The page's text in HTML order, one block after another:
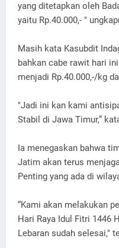
yang ditetapkan oleh
yaitu Rp.40.000,- "
Masih kata Kasubdit
bahkan cabe rawit hari
menjadi Rp.40.000,-/kg
"Jadi ini kan kami
Stabil di Jawa Timur,”
Ia menegaskan bahwa
Jatim akan terus
Penting yang ada di
“Kami akan melakukan
Hari Raya Idul Fitri 1446
Lebaran sudah selesai,"